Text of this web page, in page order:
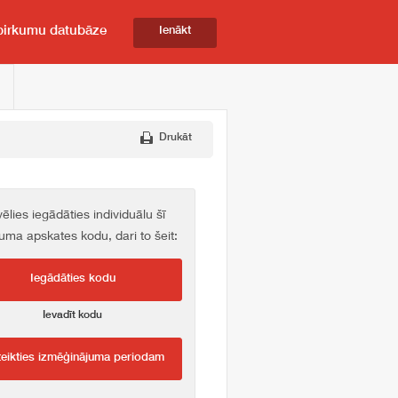
datubāze Ienākt
Drukāt
iegādāties individuālu šī
apskates kodu, dari to šeit:
Iegādāties kodu
Ievadīt kodu
izmēģinājuma periodam